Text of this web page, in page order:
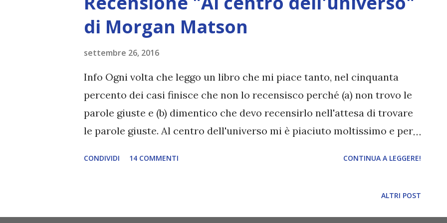
di Morgan Matson
settembre 26, 2016
Info Ogni volta che leggo un libro che mi piace tanto, nel cinquanta
percento dei casi finisce che non lo recensisco perché (a) non trovo le
parole giuste e (b) dimentico che devo recensirlo nell'attesa di trovare
le parole giuste. Al centro dell'universo mi è piaciuto moltissimo e per
incuriosiva prima che uscisse in italiano, ma quando ho iniziato a
leggere le prime recensioni sapevo che dovevo averlo . La protagonista
CONDIVIDI 14 COMMENTI CONTINUA A LEGGERE!
ALTRI POST